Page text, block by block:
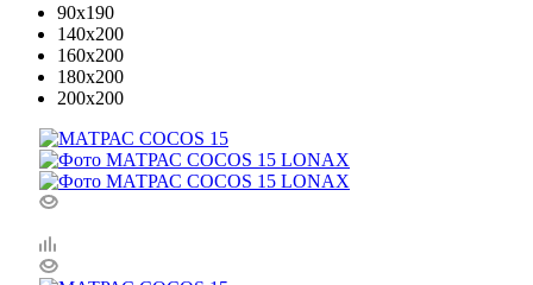
90x190
140x200
160x200
180x200
200x200